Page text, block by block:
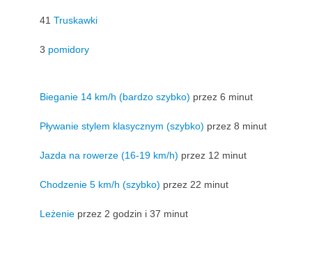
41 Truskawki
3 pomidory
Bieganie 14 km/h (bardzo szybko) przez 6 minut
Pływanie stylem klasycznym (szybko) przez 8 minut
Jazda na rowerze (16-19 km/h) przez 12 minut
Chodzenie 5 km/h (szybko) przez 22 minut
Leżenie przez 2 godzin i 37 minut